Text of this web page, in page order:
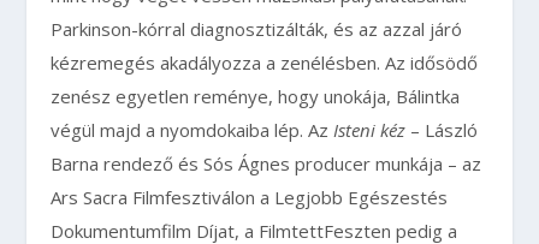
Parkinson-kórral diagnosztizálták, és az azzal járó
kézremegés akadályozza a zenélésben. Az idősödő
zenész egyetlen reménye, hogy unokája, Bálintka
végül majd a nyomdokaiba lép. Az Isteni kéz – László
Barna rendező és Sós Ágnes producer munkája – az
Ars Sacra Filmfesztiválon a Legjobb Egészestés
Dokumentumfilm Díjat, a FilmtettFeszten pedig a